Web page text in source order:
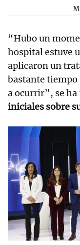
“Hubo un
hospital estuve
aplicaron un
bastante tiempo
a ocurrir”, se
iniciales sobre